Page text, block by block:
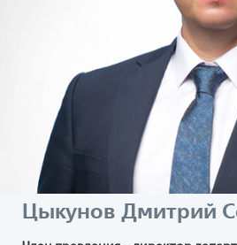
Цыкунов Дмитрий